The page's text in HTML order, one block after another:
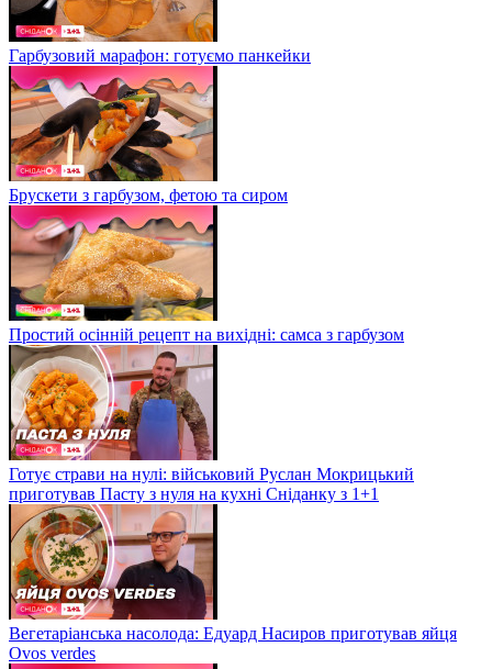
Гарбузовий марафон: готуємо панкейки
Брускети з гарбузом, фетою та сиром
Простий осінній рецепт на вихідні: самса з гарбузом
Готує страви на нулі: військовий Руслан Мокрицький
приготував Пасту з нуля на кухні Сніданку з 1+1
Вегетаріанська насолода: Едуард Насиров приготував яйця
Ovos verdes